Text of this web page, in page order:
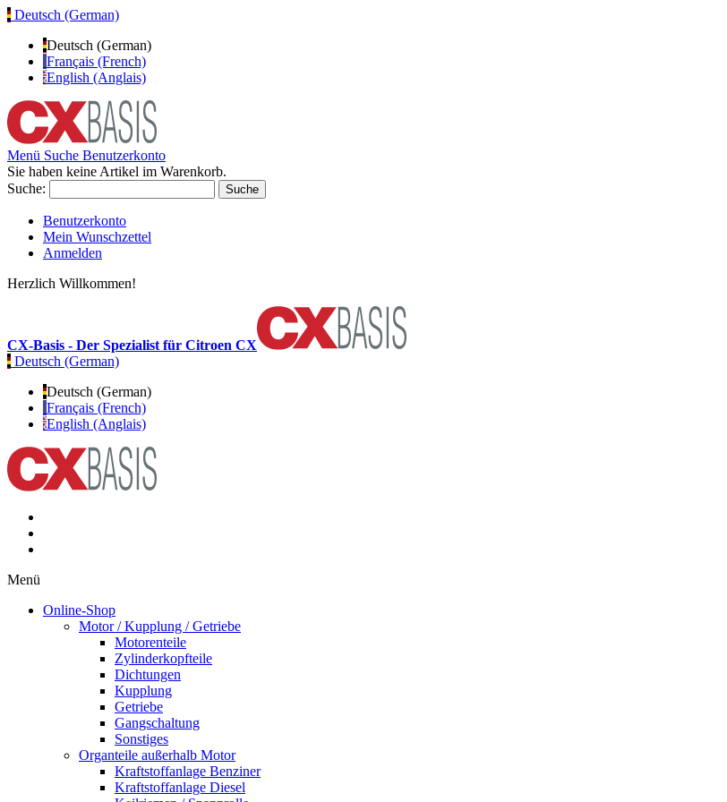
Deutsch (German)
Deutsch (German)
Français (French)
English (Anglais)
Menü Suche Benutzerkonto
Sie haben keine Artikel im Warenkorb.
Suche:
Suche
Benutzerkonto
Mein Wunschzettel
Anmelden
Herzlich Willkommen!
CX-Basis - Der Spezialist für Citroen CX
Deutsch (German)
Deutsch (German)
Français (French)
English (Anglais)
Menü
Online-Shop
Motor / Kupplung / Getriebe
Motorenteile
Zylinderkopfteile
Dichtungen
Kupplung
Getriebe
Gangschaltung
Sonstiges
Organteile außerhalb Motor
Kraftstoffanlage Benziner
Kraftstoffanlage Diesel